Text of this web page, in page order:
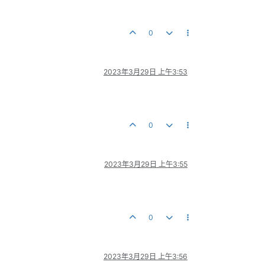
0
2023年3月29日 上午3:53
0
2023年3月29日 上午3:55
0
2023年3月29日 上午3:56